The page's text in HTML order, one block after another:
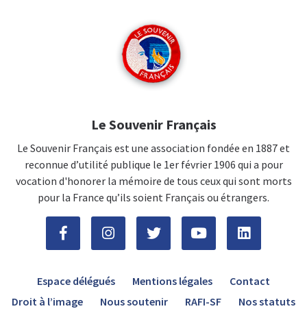
Le Souvenir Français
Le Souvenir Français est une association fondée en 1887 et
reconnue d’utilité publique le 1er février 1906 qui a pour
vocation d'honorer la mémoire de tous ceux qui sont morts
pour la France qu’ils soient Français ou étrangers.
Espace délégués Mentions légales
Contact
Droit à l’image
Nous soutenir RAFI-SF Nos statuts